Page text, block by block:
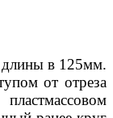
длины в 125мм.
от отреза